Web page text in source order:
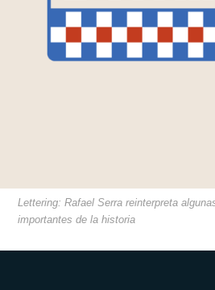
Lettering: Rafael Serra reinterpreta
importantes de la historia